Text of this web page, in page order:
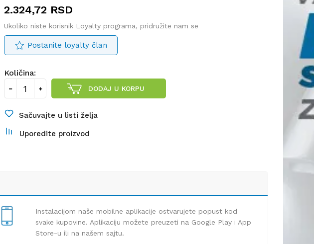
2.324,72 RSD
Ukoliko niste korisnik Loyalty programa, pridružite nam se
Postanite loyalty član
Količina:
DODAJ U KORPU
Sačuvajte u listi želja
Uporedite proizvod
Instalacijom naše mobilne aplikacije ostvarujete popust kod
svake kupovine. Aplikaciju možete preuzeti na Google Play i App
Store-u ili na našem sajtu.